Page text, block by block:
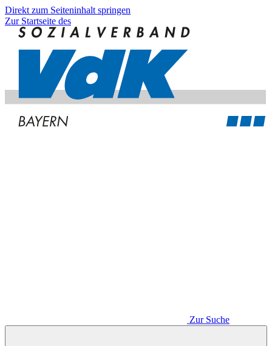
Direkt zum Seiteninhalt springen
Zur Startseite des
Zur Suche